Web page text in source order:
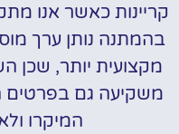
קריינות כאשר אנו
בהמתנה נותן ערך
מקצועית יותר, שכן
משקיעה גם בפרטים
המיקרו